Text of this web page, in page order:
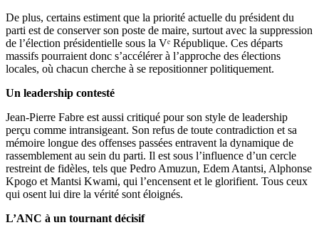
De plus, certains estiment que la priorité actuelle du président du
parti est de conserver son poste de maire, surtout avec la suppression
de l’élection présidentielle sous la Vᵉ République. Ces départs
massifs pourraient donc s’accélérer à l’approche des élections
locales, où chacun cherche à se repositionner politiquement.
Un leadership contesté
Jean-Pierre Fabre est aussi critiqué pour son style de leadership
perçu comme intransigeant. Son refus de toute contradiction et sa
mémoire longue des offenses passées entravent la dynamique de
rassemblement au sein du parti. Il est sous l’influence d’un cercle
restreint de fidèles, tels que Pedro Amuzun, Edem Atantsi, Alphonse
Kpogo et Mantsi Kwami, qui l’encensent et le glorifient. Tous ceux
qui osent lui dire la vérité sont éloignés.
L’ANC à un tournant décisif